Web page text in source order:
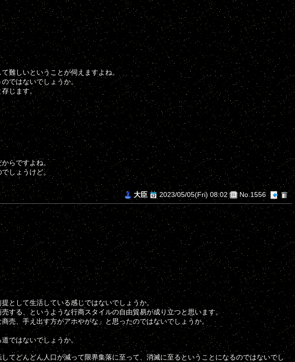
難しいということが伺えますよね。
ではないでしょうか。
じます。
らですよね。
しょうけど。
大臣
2023/05/05(Fri) 08:02 No.1556
として生活している感じではないでしょうか。
する、というような行商スタイルの自由貿易が成り立つと思います。
売、手え出す方がアホやがな」と思ったのではないでしょうか。
ではないでしょうか。
てどんどん人口が減って限界集落に至って、消滅に至るということになるのではないでし